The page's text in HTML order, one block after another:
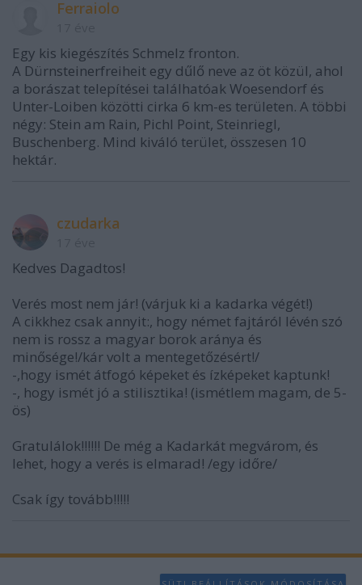
Ferraiolo
Egy kis kiegészítés Schmelz fronton.
A Dürnsteinerfreiheit egy dűlő neve az öt közül, ahol
a borászat telepítései találhatóak Woesendorf és
Unter-Loiben közötti cirka 6 km-es területen. A többi
négy: Stein am Rain, Pichl Point, Steinriegl,
Buschenberg. Mind kiváló terület, összesen 10
hektár.
czudarka
Kedves Dagadtos!
Verés most nem jár! (várjuk ki a kadarka végét!)
A cikkhez csak annyit:, hogy német fajtáról lévén szó
nem is rossz a magyar borok aránya és
minősége!/kár volt a mentegetőzésért!/
-,hogy ismét átfogó képeket és ízképeket kaptunk!
-, hogy ismét jó a stilisztika! (ismétlem magam, de 5-
ös)
Gratulálok!!!!!! De még a Kadarkát megvárom, és
lehet, hogy a verés is elmarad! /egy időre/
Csak így tovább!!!!!